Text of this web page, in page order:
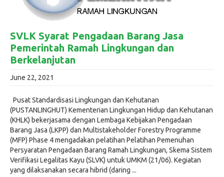
SVLK Syarat Pengadaan Barang Jasa
Pemerintah Ramah Lingkungan dan
Berkelanjutan
June 22, 2021
Pusat Standardisasi Lingkungan dan Kehutanan
(PUSTANLINGHUT) Kementerian Lingkungan Hidup dan Kehutanan
(KHLK) bekerjasama dengan Lembaga Kebijakan Pengadaan
Barang Jasa (LKPP) dan Multistakeholder Forestry Programme
(MFP) Phase 4 mengadakan pelatihan Pelatihan Pemenuhan
Persyaratan Pengadaan Barang Ramah Lingkungan, Skema Sistem
Verifikasi Legalitas Kayu (SLVK) untuk UMKM (21/06). Kegiatan
yang dilaksanakan secara hibrid (daring ...